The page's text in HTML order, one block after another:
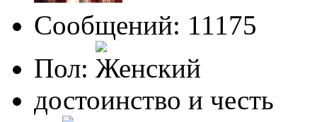
Сообщений: 11175
Пол:
достоинство и честь